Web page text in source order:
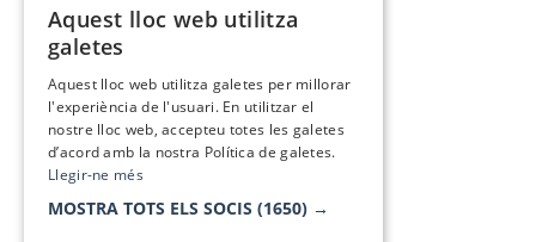
Aquest lloc web utilitza
galetes
Aquest lloc web utilitza galetes per millorar
l'experiència de l'usuari. En utilitzar el
nostre lloc web, accepteu totes les galetes
d’acord amb la nostra Política de galetes.
Llegir-ne més
MOSTRA TOTS ELS SOCIS (1650) →